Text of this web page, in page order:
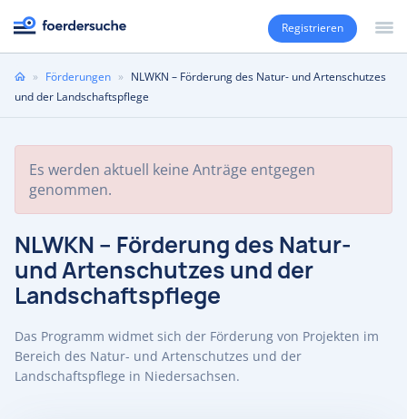
Registrieren
Sie
sind
» Förderungen » NLWKN – Förderung des Natur- und Artenschutzes
und der Landschaftspflege
Es werden aktuell keine Anträge entgegen
genommen.
NLWKN – Förderung des Natur-
und Artenschutzes und der
Landschaftspflege
Das Programm widmet sich der Förderung von Projekten im
Bereich des Natur- und Artenschutzes und der
Landschaftspflege in Niedersachsen.